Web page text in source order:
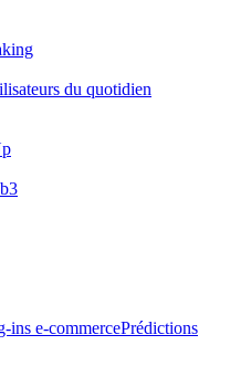
du quotidien
ins e-commercePrédictions